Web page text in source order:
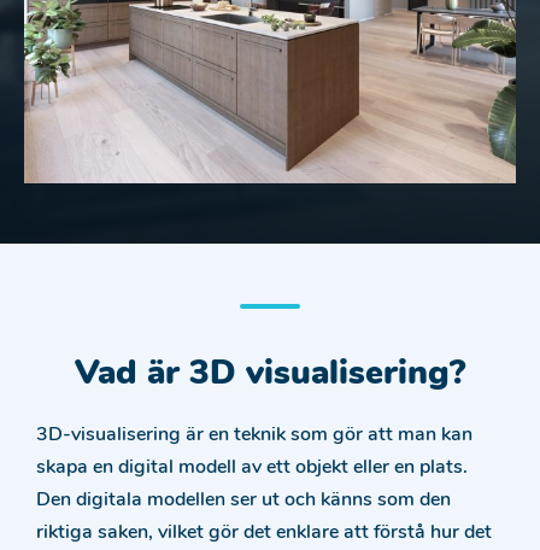
Vad är 3D visualisering?
3D-visualisering är en teknik som gör att man kan
skapa en digital modell av ett objekt eller en plats.
Den digitala modellen ser ut och känns som den
riktiga saken, vilket gör det enklare att förstå hur det